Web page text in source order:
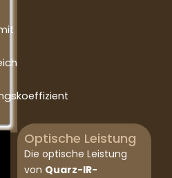
Optische Leistung
Die optische Leistung
von Quarz-IR-